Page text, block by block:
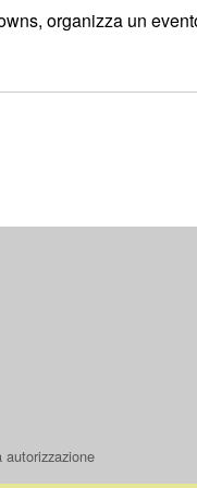
organizza un